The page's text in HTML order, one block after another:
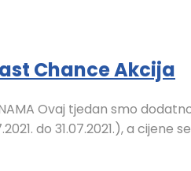
Chance Akcija
Ovaj tjedan smo
do 31.07.2021.), a cijene